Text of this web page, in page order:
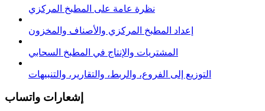
نظرة عامة على المطبخ المركزي
إعداد المطبخ المركزي والأصناف والمخزون
المشتريات والإنتاج في المطبخ السحابي
التوزيع إلى الفروع، والربط، والتقارير، والتنبيهات
إشعارات واتساب